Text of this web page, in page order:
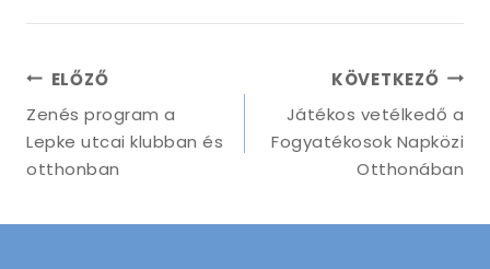
ELŐZŐ
Zenés program a
Lepke utcai klubban és
otthonban
KÖVETKEZŐ
Játékos vetélkedő a
Fogyatékosok Napközi
Otthonában